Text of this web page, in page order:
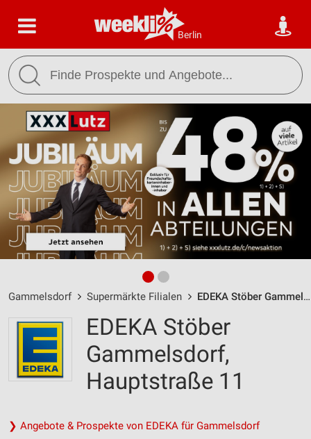
Berlin
Gammelsdorf Supermärkte Filialen EDEKA Stöber Gammelsdorf / Hauptstraße 11 - Öffnungszeiten & Adresse
EDEKA Stöber
Gammelsdorf,
Hauptstraße 11
❯ Angebote & Prospekte von EDEKA für Gammelsdorf